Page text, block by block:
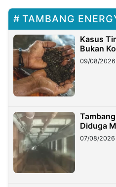
TAMBANG
Kasus
Bukan
09/08/
Diduga
07/08/2026